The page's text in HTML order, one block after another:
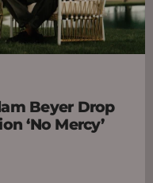
Beyer Drop
‘No Mercy’